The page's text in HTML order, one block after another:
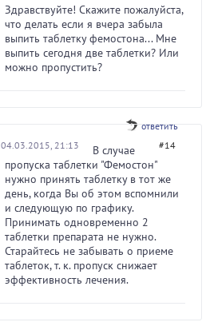
Здравствуйте! Скажите пожалуйста,
что делать если я вчера забыла
выпить таблетку фемостона... Мне
выпить сегодня две таблетки? Или
можно пропустить?
ответить
04.03.2015, 21:13 #14
В случае
пропуска таблетки "Фемостон"
нужно принять таблетку в тот же
день, когда Вы об этом вспомнили
и следующую по графику.
Принимать одновременно 2
таблетки препарата не нужно.
Старайтесь не забывать о приеме
таблеток, т. к. пропуск снижает
эффективность лечения.